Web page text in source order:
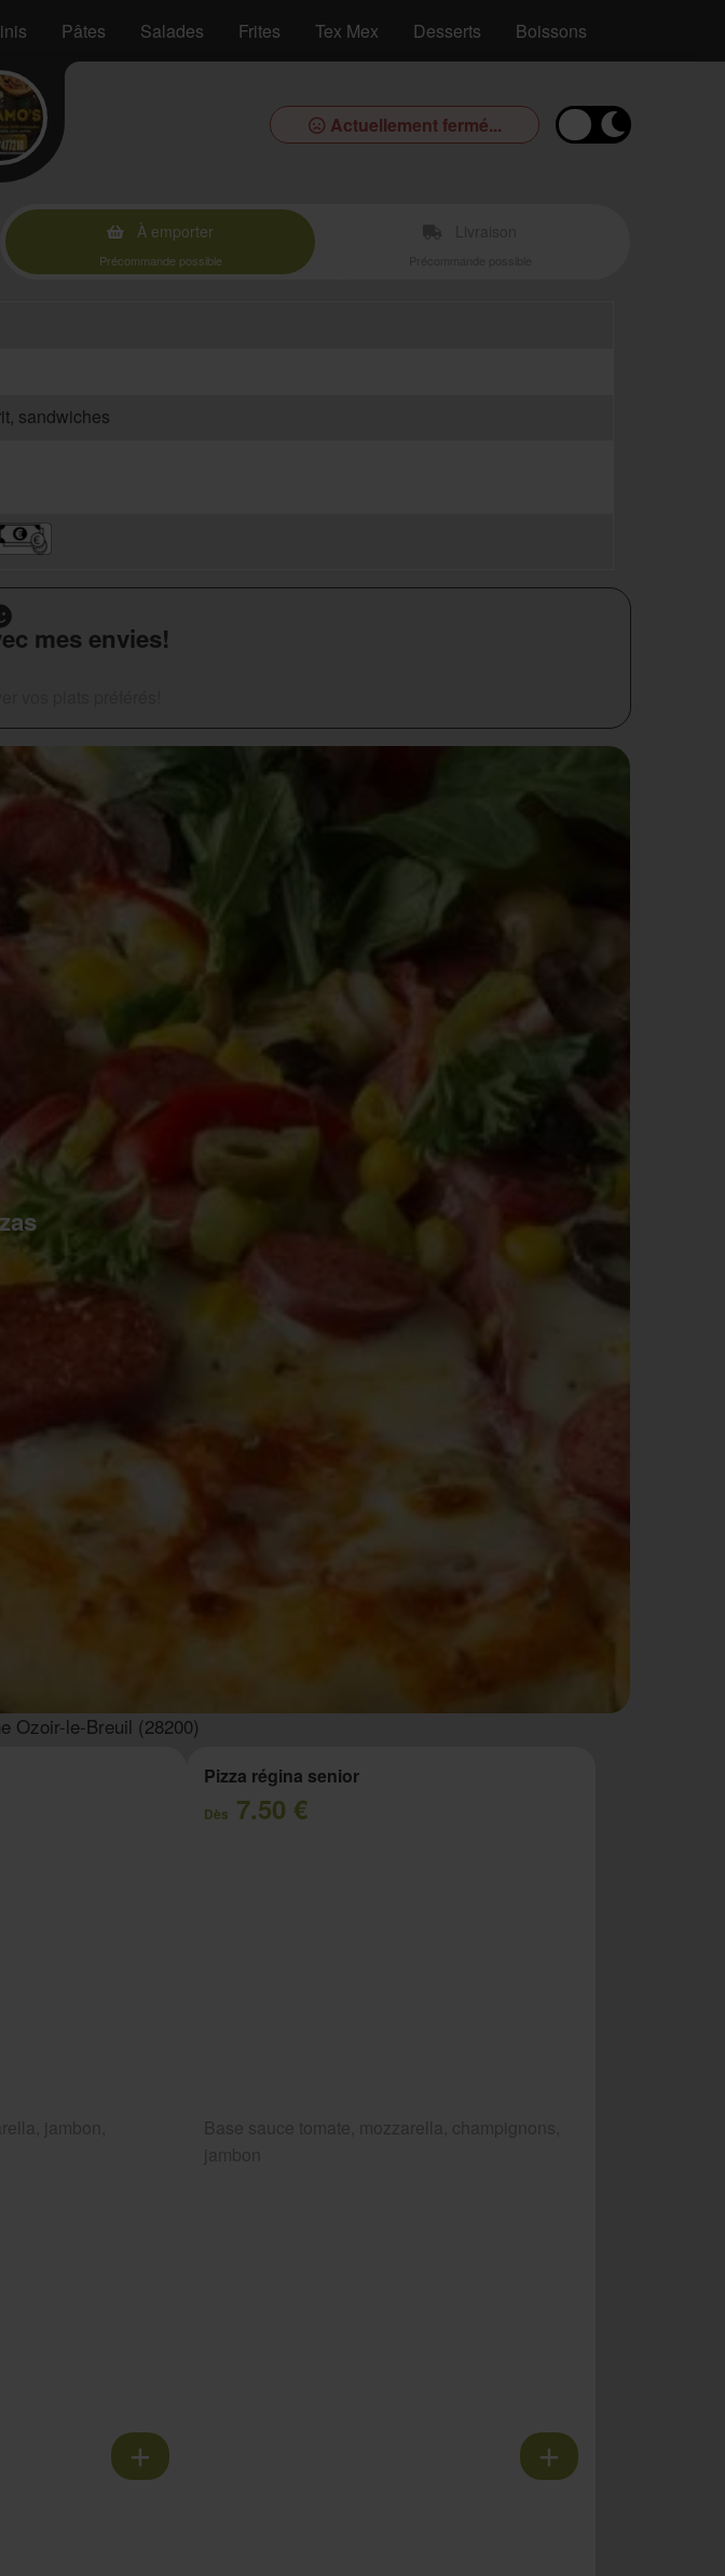
Pâtes Salades Frites Tex Mex Desserts Boissons
Actuellement fermé...
À emporter
Précommande possible
sandwiches
mes envies!
Ozoir-le-Breuil (28200)
Pizza régina senior
Dès 7.50 €